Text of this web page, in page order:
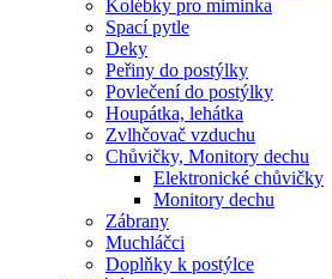
Kolébky pro miminka
Spací pytle
Deky
Peřiny do postýlky
Povlečení do postýlky
Houpátka, lehátka
Zvlhčovač vzduchu
Chůvičky, Monitory dechu
Elektronické chůvičky
Monitory dechu
Zábrany
Muchláčci
Doplňky k postýlce